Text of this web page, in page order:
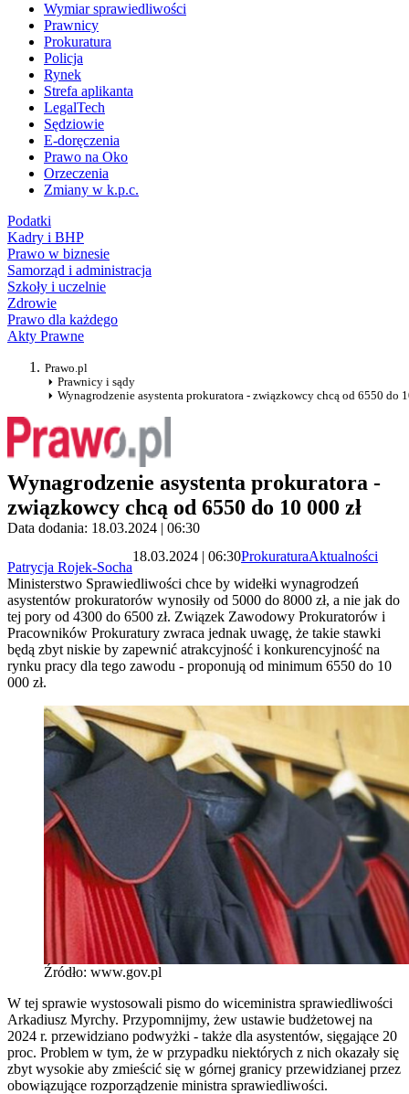
Wymiar sprawiedliwości
Prawnicy
Prokuratura
Policja
Rynek
Strefa aplikanta
LegalTech
Sędziowie
E-doręczenia
Prawo na Oko
Orzeczenia
Zmiany w k.p.c.
Podatki
Kadry i BHP
Prawo w biznesie
Samorząd i administracja
Szkoły i uczelnie
Zdrowie
Prawo dla każdego
Akty Prawne
Prawo.pl
Prawnicy i sądy
Wynagrodzenie asystenta prokuratora - związkowcy chcą od 6550 do
Wynagrodzenie asystenta prokuratora -
związkowcy chcą od 6550 do 10 000 zł
Data dodania: 18.03.2024 | 06:30
Patrycja Rojek-Socha
18.03.2024 | 06:30ProkuraturaAktualności
Ministerstwo Sprawiedliwości chce by widełki wynagrodzeń
asystentów prokuratorów wynosiły od 5000 do 8000 zł, a nie jak do
tej pory od 4300 do 6500 zł. Związek Zawodowy Prokuratorów i
Pracowników Prokuratury zwraca jednak uwagę, że takie stawki
będą zbyt niskie by zapewnić atrakcyjność i konkurencyjność na
rynku pracy dla tego zawodu - proponują od minimum 6550 do 10
000 zł.
Źródło: www.gov.pl
W tej sprawie wystosowali pismo do wiceministra sprawiedliwości
Arkadiusz Myrchy. Przypomnijmy, żew ustawie budżetowej na
2024 r. przewidziano podwyżki - także dla asystentów, sięgające 20
proc. Problem w tym, że w przypadku niektórych z nich okazały się
zbyt wysokie aby zmieścić się w górnej granicy przewidzianej przez
obowiązujące rozporządzenie ministra sprawiedliwości.